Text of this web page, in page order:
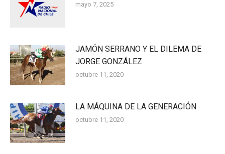
mayo 7, 2025
JAMÓN SERRANO Y EL DILEMA DE
JORGE GONZÁLEZ
octubre 11, 2020
LA MÁQUINA DE LA GENERACIÓN
octubre 11, 2020